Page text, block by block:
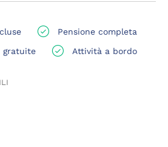
Pensione completa
gratuite
Attività a bordo